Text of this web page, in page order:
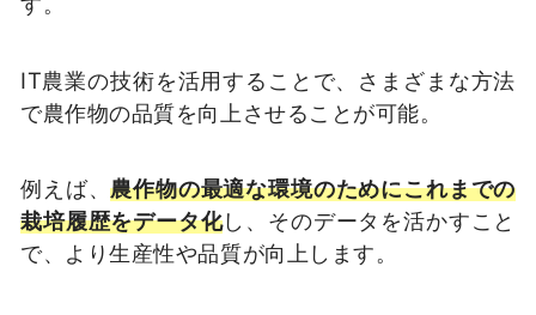
IT農業の技術を活用することで、さまざまな方法
で農作物の品質を向上させることが可能。
例えば、農作物の最適な環境のためにこれまでの
栽培履歴をデータ化し、そのデータを活かすこと
で、より生産性や品質が向上します。